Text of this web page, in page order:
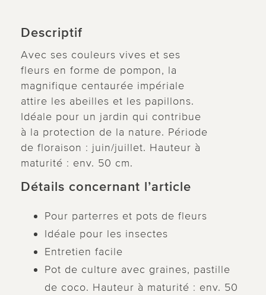
Descriptif
Avec ses couleurs vives et ses
fleurs en forme de pompon, la
magnifique centaurée impériale
attire les abeilles et les papillons.
Idéale pour un jardin qui contribue
à la protection de la nature. Période
de floraison : juin/juillet. Hauteur à
maturité : env. 50 cm.
Détails concernant l’article
Pour parterres et pots de fleurs
Idéale pour les insectes
Entretien facile
Pot de culture avec graines, pastille
de coco. Hauteur à maturité : env. 50